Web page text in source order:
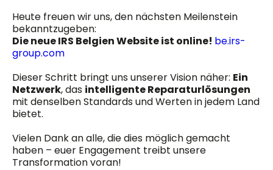
Heute freuen wir uns, den nächsten Meilenstein
bekanntzugeben:
Die neue IRS Belgien Website ist online! be.irs-
group.com
Dieser Schritt bringt uns unserer Vision näher: Ein
Netzwerk, das intelligente Reparaturlösungen
mit denselben Standards und Werten in jedem Land
bietet.
Vielen Dank an alle, die dies möglich gemacht
haben – euer Engagement treibt unsere
Transformation voran!